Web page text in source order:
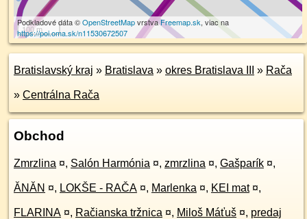
100 m
Podkladové dáta ©OpenStreetMapvrstvaFreemap.sk, viac na
https://poi.oma.sk/n11530672507
Bratislavský kraj » Bratislava » okres Bratislava III » Rača
» Centrálna Rača
Obchod
Zmrzlina ¤, Salón Harmónia ¤, zmrzlina ¤, Gašparík ¤,
ĂNĂN ¤, LOKŠE - RAČA ¤, Marlenka ¤, KEI mat ¤,
FLARINA ¤, Račianska tržnica ¤, Miloš Máťuš ¤, predaj